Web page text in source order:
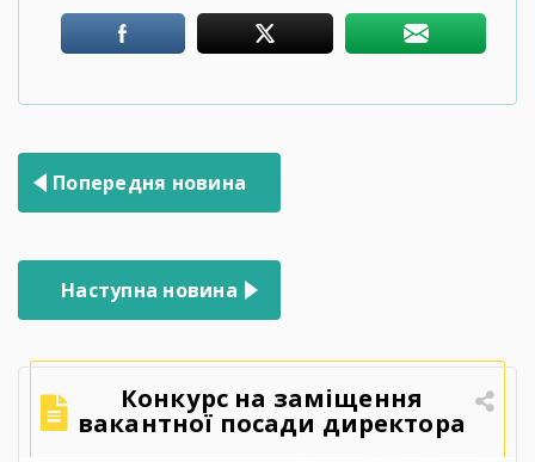
Навігація
записів
Попередня новина
Наступна новина
Конкурс на заміщення
вакантної посади директора
Державного навчального